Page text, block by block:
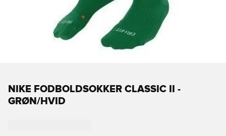
NIKE FODBOLDSOKKER CLASSIC II -
GRØN/HVID